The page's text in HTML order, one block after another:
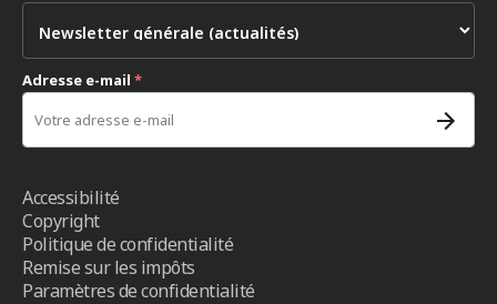
Adresse e-mail *
Accessibilité
Copyright
Politique de confidentialité
Remise sur les impôts
Paramètres de confidentialité